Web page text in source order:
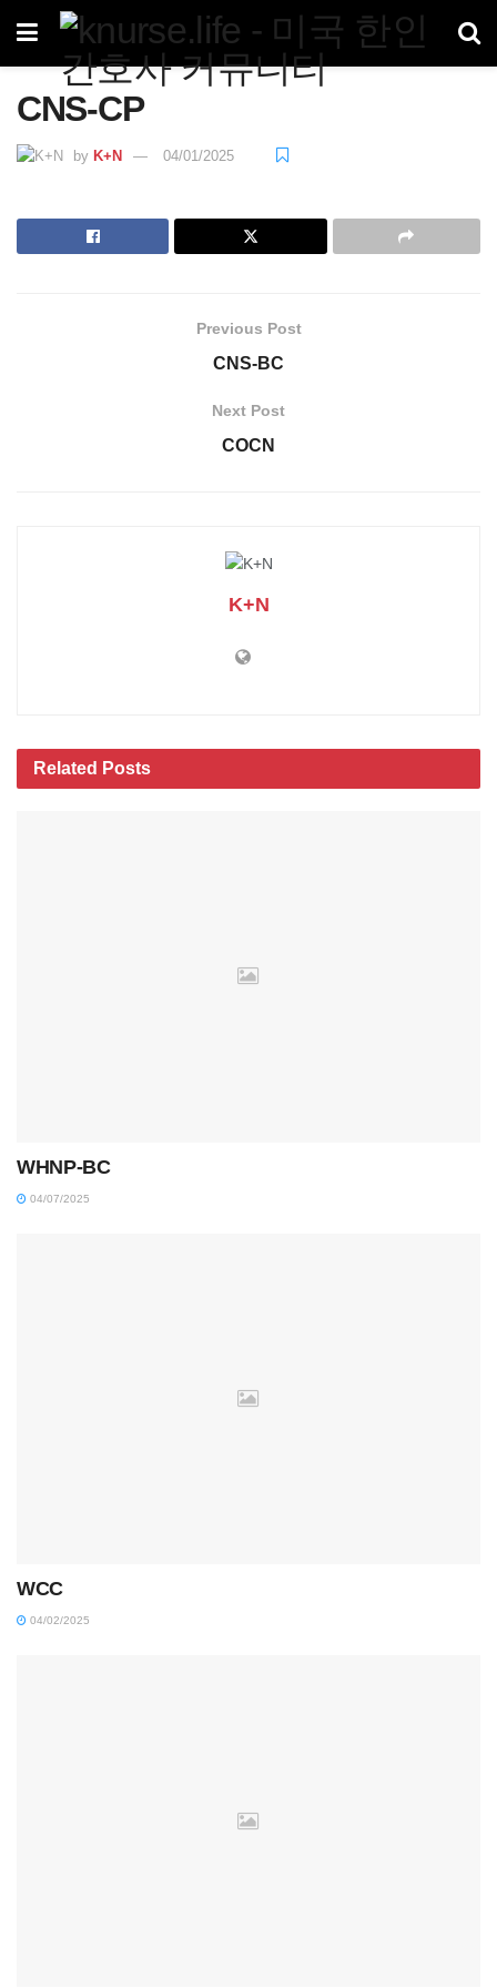
CNS-CP
by K+N 04/01/2025
Previous Post
CNS-BC
Next Post
COCN
K+N
Related Posts
WHNP-BC
04/07/2025
WCC
04/02/2025